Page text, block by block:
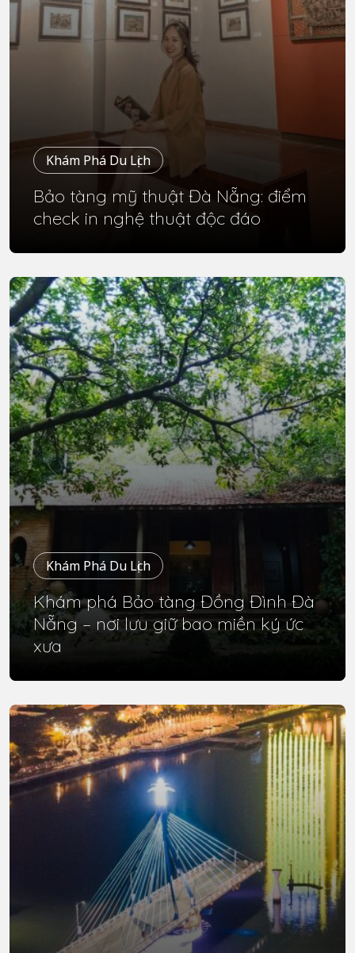
Khám Phá Du Lịch
Bảo tàng mỹ thuật Đà Nẵng: điểm
check in nghệ thuật độc đáo
Khám Phá Du Lịch
Khám phá Bảo tàng Đồng Đình Đà
Nẵng – nơi lưu giữ bao miền ký ức
xưa